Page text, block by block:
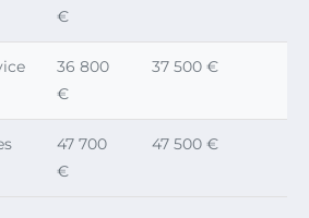
€
36 800
€
37 500 €
47 700
€
47 500 €